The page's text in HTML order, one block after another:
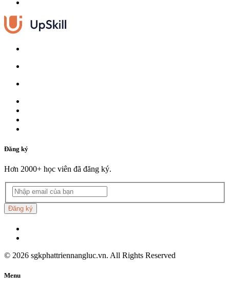
Đăng ký
Hơn 2000+ học viên đã đăng ký.
Đăng ký
© 2026 sgkphattriennangluc.vn. All Rights Reserved
Menu